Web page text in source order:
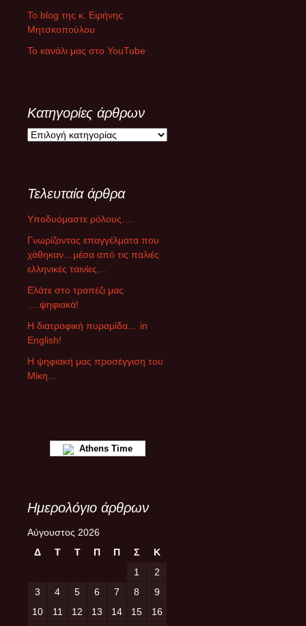
Το blog της κ. Ειρήνης
Μητσκοπούλου
Το κανάλι μας στο YouTube
Κατηγορίες άρθρων
Κ
γ
ρ
ί
ρ
θ
ρ
ω
Τελευταία άρθρα
Υποδυόμαστε ρόλους….
Γνωρίζοντας επαγγέλματα που
χάθηκαν…μέσα από τις παλιές
ελληνικές ταινίες…
Ελάτε στο τραπέζι μας
….ψηφιακά!
Η διατροφική πυραμίδα… in
English!
Η ψηφιακή μας προσέγγιση του
Μίκη…
Athens Time
Ημερολόγιο άρθρων
Αύγουστος 2026
Δ
Τ Τ Π Π Σ
Κ
1
2
3
4 5 6 7 8
9
10
11 12 13 14 15 16